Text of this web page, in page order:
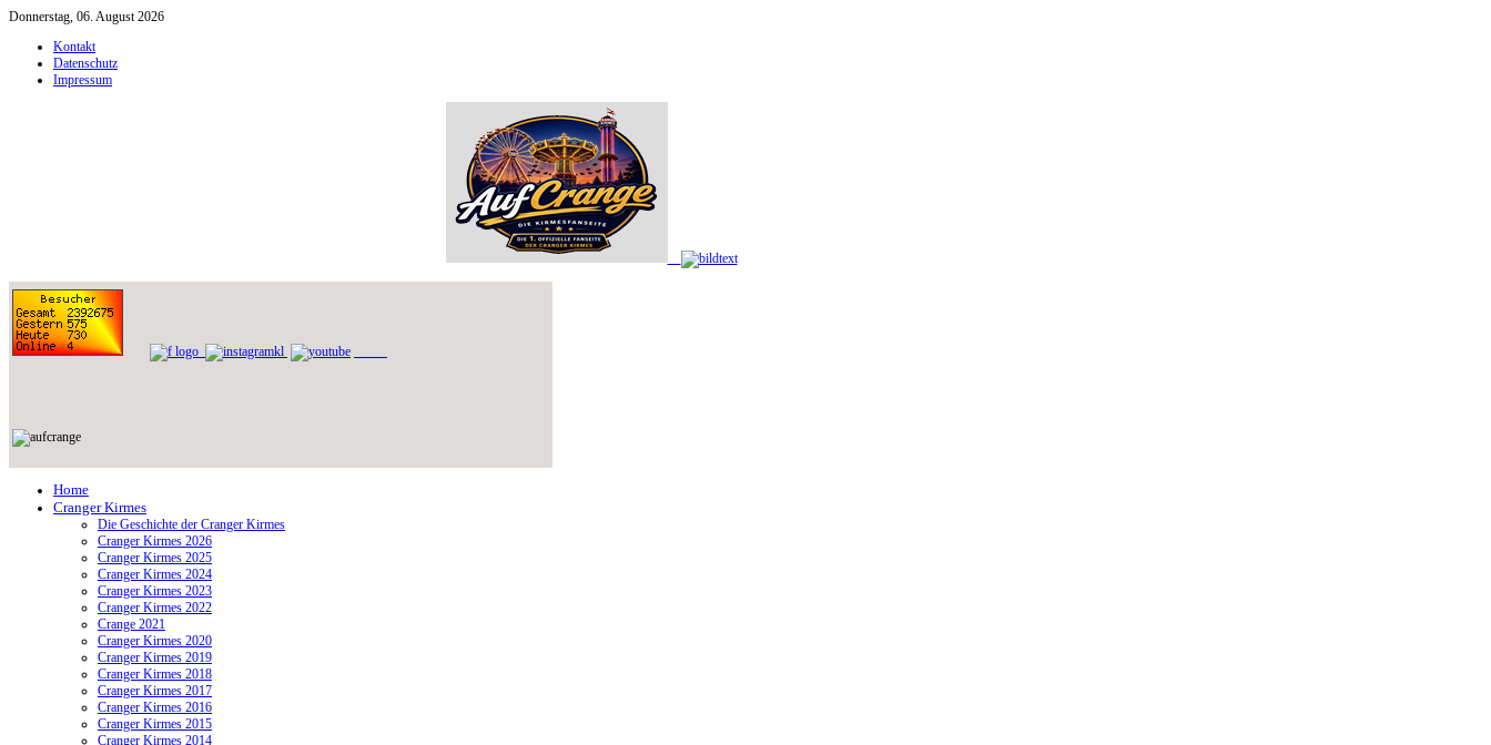
Donnerstag, 06. August 2026
Kontakt
Datenschutz
Impressum
Home
Cranger Kirmes
Die Geschichte der Cranger Kirmes
Cranger Kirmes 2026
Cranger Kirmes 2025
Cranger Kirmes 2024
Cranger Kirmes 2023
Cranger Kirmes 2022
Crange 2021
Cranger Kirmes 2020
Cranger Kirmes 2019
Cranger Kirmes 2018
Cranger Kirmes 2017
Cranger Kirmes 2016
Cranger Kirmes 2015
Cranger Kirmes 2014